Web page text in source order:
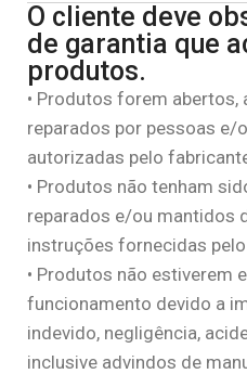
O cliente deve
de garantia que
produtos.
• Produtos forem
reparados por pessoas e/
autorizadas pelo
• Produtos não tenham
reparados e/ou mantidos
instruções fornecidas
• Produtos não estiverem
funcionamento devido a
indevido, negligência,
inclusive advindos de